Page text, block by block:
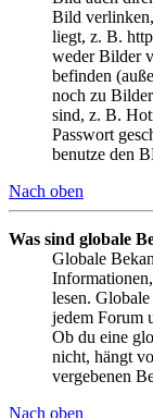
Bild
liegt, z. B.
weder Bilder
befinden
noch zu
sind, z. B.
Passwort
benutze den
Nach oben
Was sind globale
Globale
lesen.
jedem Forum
Ob du eine
nicht, hängt
vergebenen
Nach oben